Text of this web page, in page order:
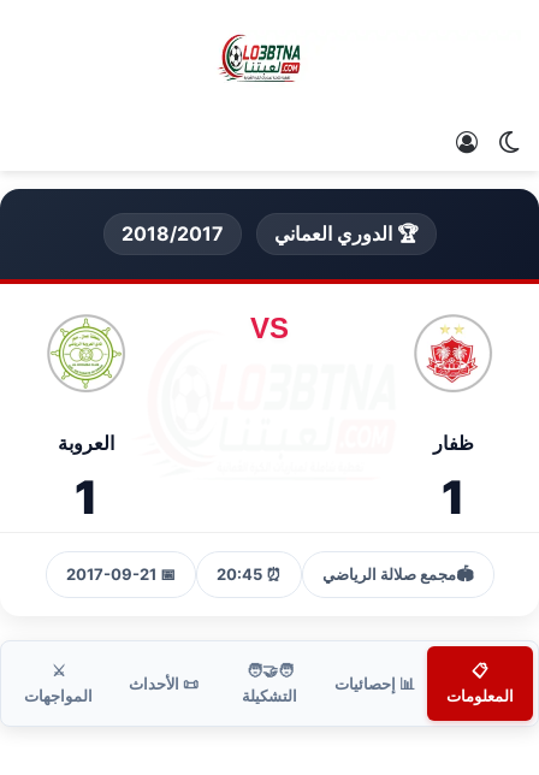
الوضع المظلم
🏆 الدوري العماني 2018/2017
ظفار
1
VS
العروبة
1
🏟️مجمع صلالة الرياضي ⏰ 20:45
📅 2017-09-21
📋
المعلومات
📊 إحصائيات
🧑‍🤝‍🧑
التشكيلة
📜 الأحداث
⚔️
المواجهات